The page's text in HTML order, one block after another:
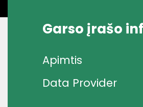
Garso įrašo
Apimtis
Data Provider